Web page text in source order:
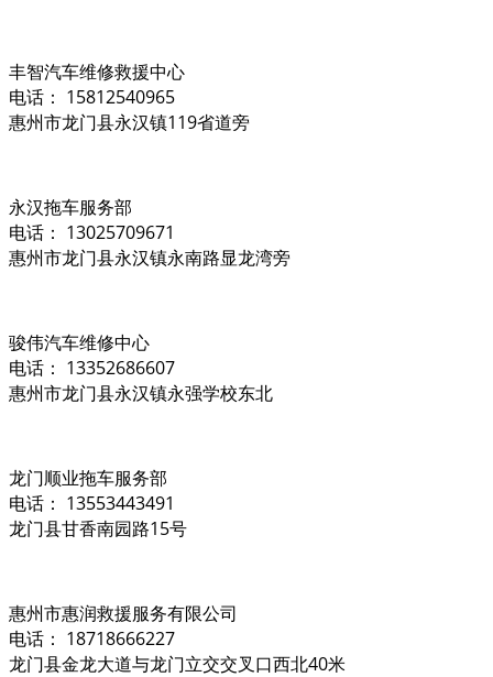
丰智汽车维修救援中心
电话： 15812540965
惠州市龙门县永汉镇119省道旁
永汉拖车服务部
电话： 13025709671
惠州市龙门县永汉镇永南路显龙湾旁
骏伟汽车维修中心
电话： 13352686607
惠州市龙门县永汉镇永强学校东北
龙门顺业拖车服务部
电话： 13553443491
龙门县甘香南园路15号
惠州市惠润救援服务有限公司
电话： 18718666227
龙门县金龙大道与龙门立交交叉口西北40米